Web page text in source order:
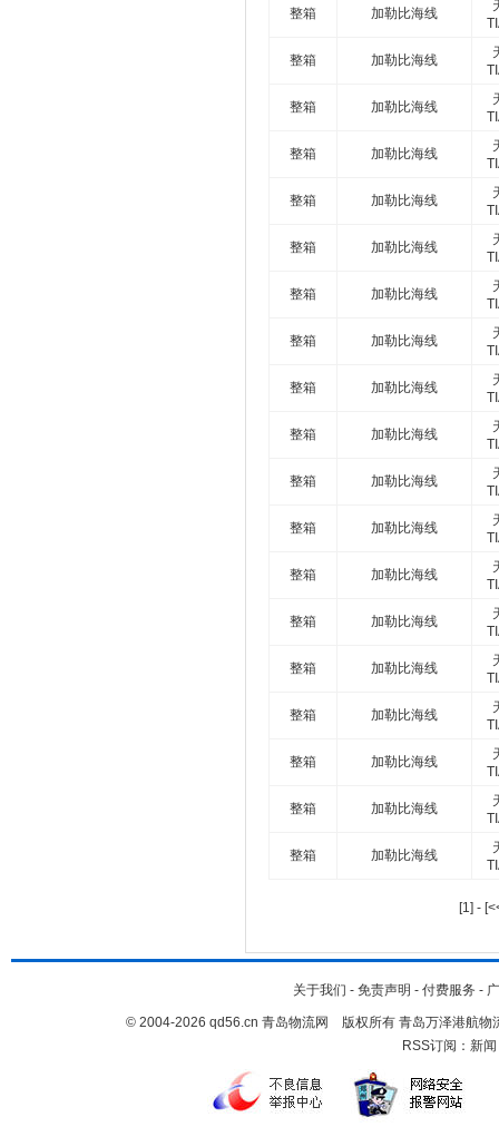
整箱 加勒比海线
整箱 加勒比海线
整箱 加勒比海线
整箱 加勒比海线
整箱 加勒比海线
整箱 加勒比海线
整箱 加勒比海线
整箱 加勒比海线
整箱 加勒比海线
整箱 加勒比海线
整箱 加勒比海线
整箱 加勒比海线
整箱 加勒比海线
整箱 加勒比海线
整箱 加勒比海线
整箱 加勒比海线
整箱 加勒比海线
整箱 加勒比海线
整箱 加勒比海线
[1] -
关于我们 - 免责声明 - 付费服务 -
© 2004-2026 qd56.cn 青岛物流网 版权所有 青岛万泽港航物
RSS订阅： 新闻